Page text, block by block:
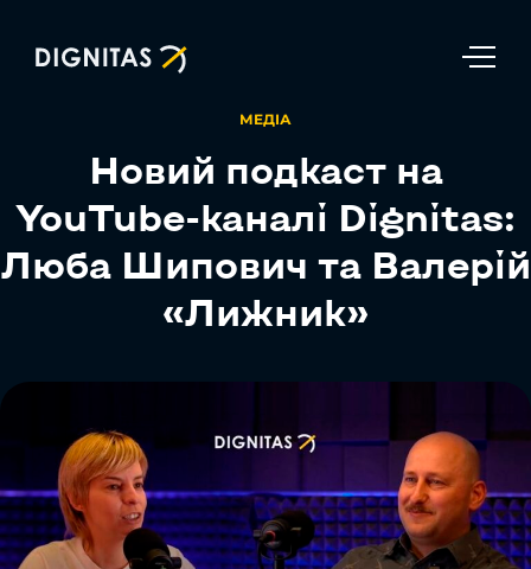
МЕДІА
Новий подкаст на
YouTube-каналі Dignitas:
Люба Шипович та Валерій
«Лижник»